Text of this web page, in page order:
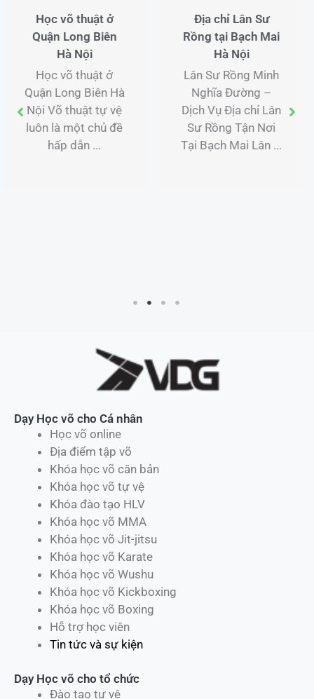
Địa chỉ Lân Sư
Rồng tại Bạch Mai
Hà Nội
Lân Sư Rồng Minh
Nghĩa Đường –
Dịch Vụ Địa chỉ Lân
Sư Rồng Tận Nơi
Tại Bạch Mai Lân ...
Trung tâm võ thuật
ở Quận Cầu Giấy
Hà Nội
Trung tâm võ thuật
ở Quận Cầu Giấy
Hà Nội Võ thuật tự
vệ luôn là một chủ
đề hấp ...
Dạy Học võ cho Cá nhân
Học võ online
Địa điểm tập võ
Khóa học võ căn bản
Khóa học võ tự vệ
Khóa đào tạo HLV
Khóa học võ MMA
Khóa học võ Jit-jitsu
Khóa học võ Karate
Khóa học võ Wushu
Khóa học võ Kickboxing
Khóa học võ Boxing
Hỗ trợ học viên
Tin tức và sự kiện
Dạy Học võ cho tổ chức
Đào tạo tự vệ